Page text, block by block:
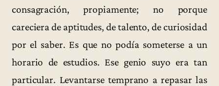
consagración, propiamente; no porque
careciera de aptitudes, de talento, de curiosidad
por el saber. Es que no podía someterse a un
horario de estudios. Ese genio suyo era tan
particular. Levantarse temprano a repasar las